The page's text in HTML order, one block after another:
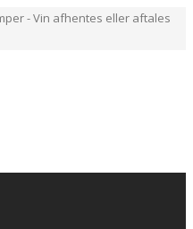
- Vin afhentes eller aftales